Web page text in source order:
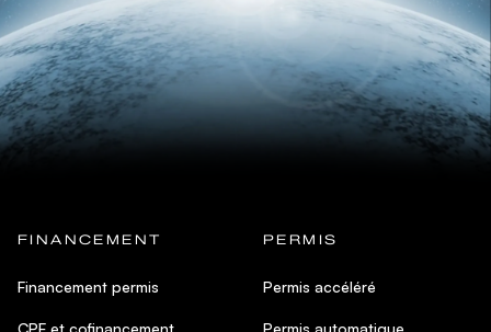
FINANCEMENT
Financement permis
CPF et cofinancement
PERMIS
Permis accéléré
Permis automatique